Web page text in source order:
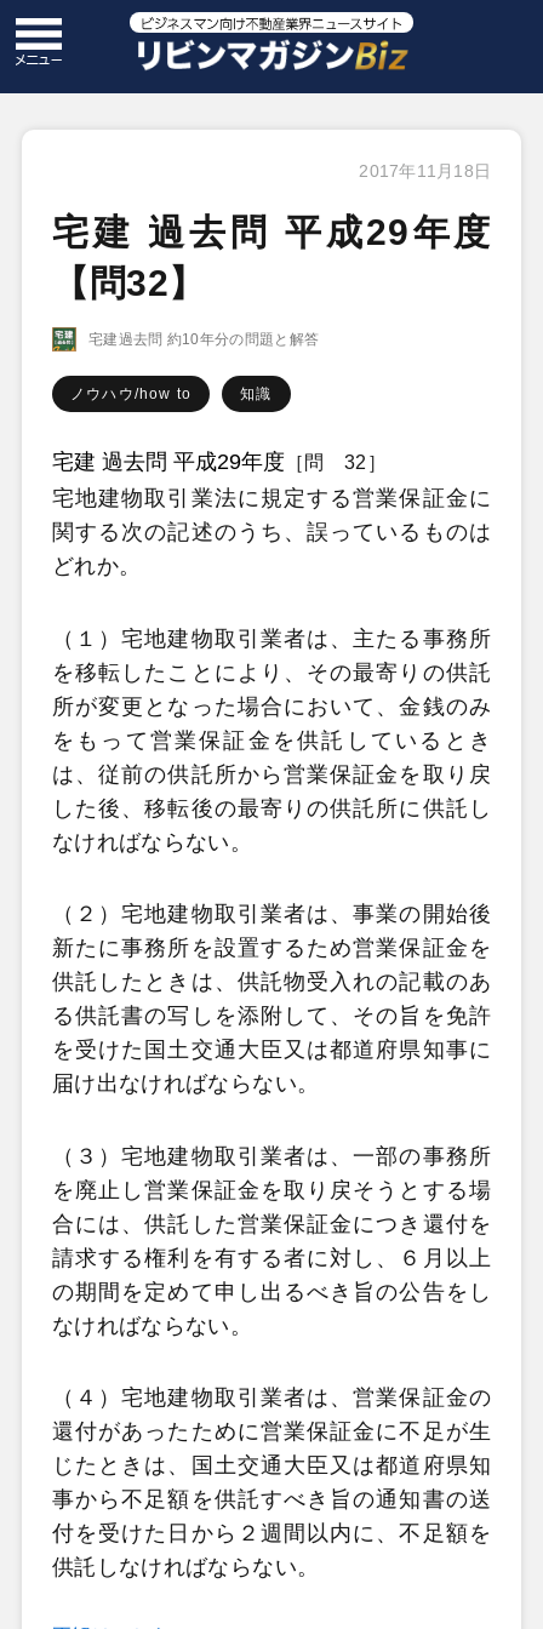
2017年11月18日
宅建 過去問 平成29年度
【問32】
宅建過去問 約10年分の問題と解答
ノウハウ/how to 知識
宅建 過去問 平成29年度 ［問 32］
宅地建物取引業法に規定する営業保証金に
関する次の記述のうち、誤っているものは
どれか。
（１）宅地建物取引業者は、主たる事務所
を移転したことにより、その最寄りの供託
所が変更となった場合において、金銭のみ
をもって営業保証金を供託しているとき
は、従前の供託所から営業保証金を取り戻
した後、移転後の最寄りの供託所に供託し
なければならない。
（２）宅地建物取引業者は、事業の開始後
新たに事務所を設置するため営業保証金を
供託したときは、供託物受入れの記載のあ
る供託書の写しを添附して、その旨を免許
を受けた国土交通大臣又は都道府県知事に
届け出なければならない。
（３）宅地建物取引業者は、一部の事務所
を廃止し営業保証金を取り戻そうとする場
合には、供託した営業保証金につき還付を
請求する権利を有する者に対し、６月以上
の期間を定めて申し出るべき旨の公告をし
なければならない。
（４）宅地建物取引業者は、営業保証金の
還付があったために営業保証金に不足が生
じたときは、国土交通大臣又は都道府県知
事から不足額を供託すべき旨の通知書の送
付を受けた日から２週間以内に、不足額を
供託しなければならない。